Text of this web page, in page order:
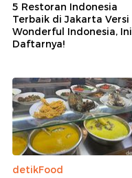
5 Restoran Indonesia
Terbaik di Jakarta Versi
Wonderful Indonesia, Ini
Daftarnya!
detikFood